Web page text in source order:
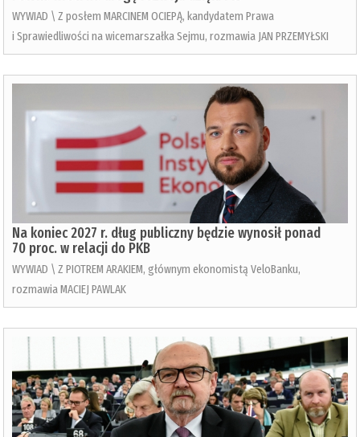
WYWIAD \ Z posłem MARCINEM OCIEPĄ, kandydatem Prawa
i Sprawiedliwości na wicemarszałka Sejmu, rozmawia JAN PRZEMYŁSKI
Na koniec 2027 r. dług publiczny będzie wynosił ponad
70 proc. w relacji do PKB
WYWIAD \ Z PIOTREM ARAKIEM, głównym ekonomistą VeloBanku,
rozmawia MACIEJ PAWLAK